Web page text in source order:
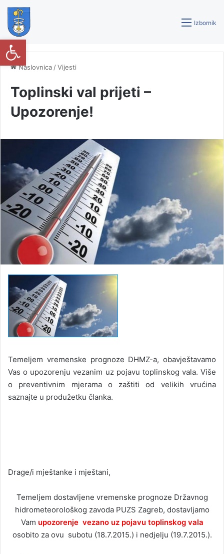
Izbornik
Naslovnica /Vijesti
Toplinski val prijeti –
Upozorenje!
Temeljem vremenske prognoze DHMZ-a, obavještavamo
Vas o upozorenju vezanim uz pojavu toplinskog vala. Više
o preventivnim mjerama o zaštiti od velikih vrućina
saznajte u produžetku članka.
Drage/i mještanke i mještani,
Temeljem dostavljene vremenske prognoze Državnog
hidrometeorološkog zavoda PUZS Zagreb, dostavljamo
Vam upozorenje vezano uz pojavu toplinskog vala
osobito za ovu subotu (18.7.2015.) i nedjelju (19.7.2015.).
Open toolbar